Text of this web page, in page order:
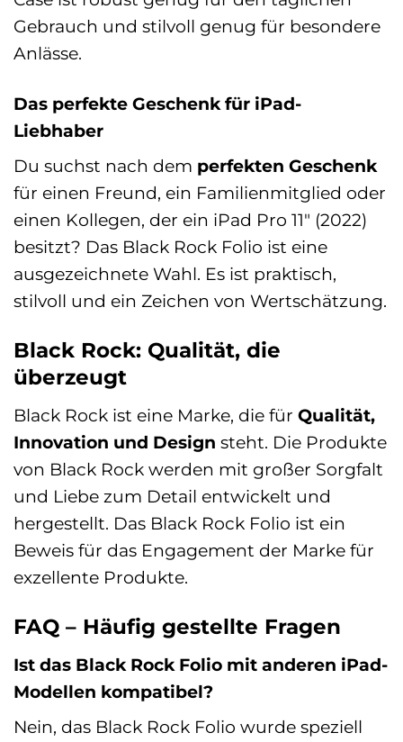
Gebrauch und stilvoll genug für besondere
Anlässe.
Das perfekte Geschenk für iPad-
Liebhaber
Du suchst nach dem perfekten Geschenk
für einen Freund, ein Familienmitglied oder
einen Kollegen, der ein iPad Pro 11″ (2022)
besitzt? Das Black Rock Folio ist eine
ausgezeichnete Wahl. Es ist praktisch,
stilvoll und ein Zeichen von Wertschätzung.
Black Rock: Qualität, die
überzeugt
Black Rock ist eine Marke, die für Qualität,
Innovation und Design steht. Die Produkte
von Black Rock werden mit großer Sorgfalt
und Liebe zum Detail entwickelt und
hergestellt. Das Black Rock Folio ist ein
Beweis für das Engagement der Marke für
exzellente Produkte.
FAQ – Häufig gestellte Fragen
Ist das Black Rock Folio mit anderen iPad-
Modellen kompatibel?
Nein, das Black Rock Folio wurde speziell